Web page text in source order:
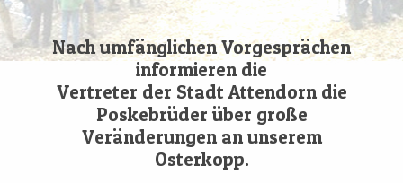
Nach umfänglichen Vorgesprächen
informieren die
Vertreter der Stadt Attendorn die
Poskebrüder über große
Veränderungen an unserem
Osterkopp.